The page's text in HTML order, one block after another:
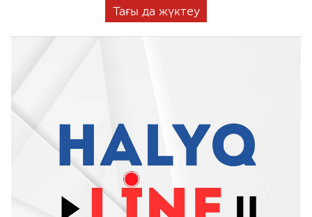
Тағы да жүктеу